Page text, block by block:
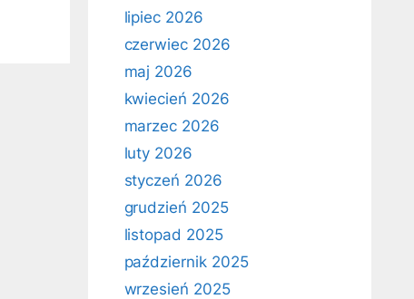
lipiec 2026
czerwiec 2026
maj 2026
kwiecień 2026
marzec 2026
luty 2026
styczeń 2026
grudzień 2025
listopad 2025
październik 2025
wrzesień 2025